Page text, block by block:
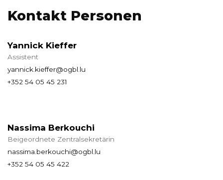
Kontakt Personen
Yannick Kieffer
Assistent
yannick.kieffer@ogbl.lu
+352 54 05 45 231
Nassima Berkouchi
Beigeordnete Zentralsekretärin
nassima.berkouchi@ogbl.lu
+352 54 05 45 422